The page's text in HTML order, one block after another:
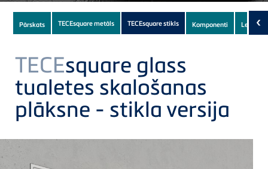
Subnavigation
of
current
Product
Pārskats TECEsquare metāls TECEsquare stikls Komponenti ‹
TECEsquare glass
tualetes skalošanas
plāksne - stikla versija